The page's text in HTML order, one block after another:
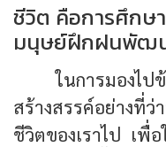
ชีวิต คือการศึกษา
มนุษย์ฝึกฝนพัฒน
ในการมองไป
สร้างสรรค์อย่าง
ชีวิตของเราไป เพื่